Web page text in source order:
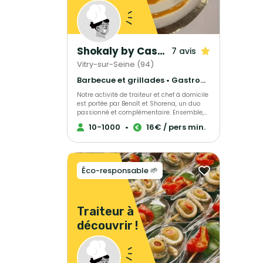
Shokaly by Casanova 7 avis
Vitry-sur-Seine (94)
Barbecue et grillades • Gastronomique • Français Traditionnel
Notre activité de traiteur et chef à domicile
est portée par Benoît et Shorena, un duo
passionné et complémentaire. Ensemble,
ils créent des expériences culinaires
uniques pour vos événements privés ou
soigneusement sélectionnés pour garantir
qualité et authenticité. Grâce à leur
créativité exceptionnelle et leur sens du
détail, ils imaginent des menus sur
mesure, gourmands et élégants, pour
transformer chaque repas en un moment
convivial et mémorable.
10-1000 • 16€ / pers min.
Traiteur à
découvrir !
Éco-responsable 🌱